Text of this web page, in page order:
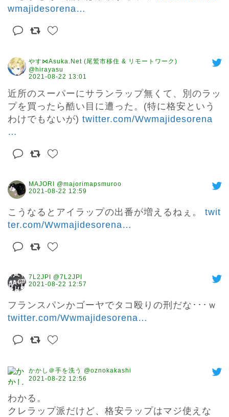
wmajidesorena…
やす⋈Asuka.Net (尾鷲市移住 & リモートワーク)
@hirayasu
2021-08-22 13:01
近所のスーパーにサランラップ無くて、別のラッ
プを買ったら酷い目に遭った。(特に格安という
わけでもないが) twitter.com/Wwmajidesorena
…
MAJORI @majorimapsmuroo
2021-08-22 12:59
こうなるとアイラップの出番が増えるねぇ。 twit
ter.com/Wwmajidesorena…
7L2JPI @7L2JPI
2021-08-22 12:57
フランスパンかゴーヤでタコ殴りの刑だな･･･ｗ
twitter.com/Wwmajidesorena…
かかし＠手を洗う @oznokakashi
2021-08-22 12:56
わかる。
クレラップ派だけど、格安ラップはマジ使えな